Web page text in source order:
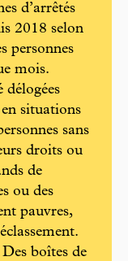
d’arrêtés
2018 selon
personnes
mois.
situations
sans
droits ou
de
ou des
pauvres,
boîtes de